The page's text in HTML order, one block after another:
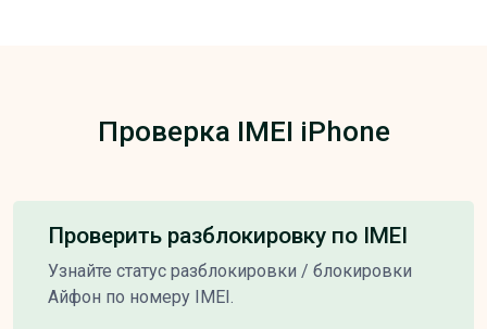
Проверка IMEI iPhone
Проверить разблокировку по IMEI
Узнайте статус разблокировки / блокировки
Айфон по номеру IMEI.